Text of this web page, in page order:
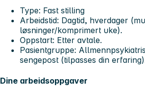
Type: Fast stilling
Arbeidstid: Dagtid, hverdager
løsninger/komprimert uke).
Oppstart: Etter avtale.
Pasientgruppe:
sengepost (tilpasses din
Dine arbeidsoppgaver